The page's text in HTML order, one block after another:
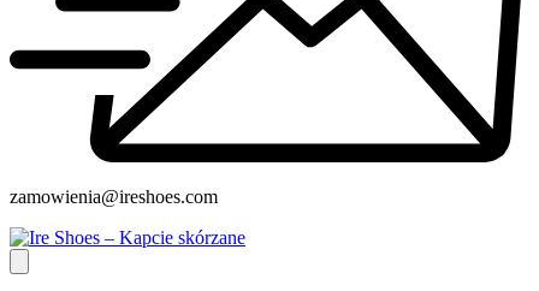
zamowienia@ireshoes.com